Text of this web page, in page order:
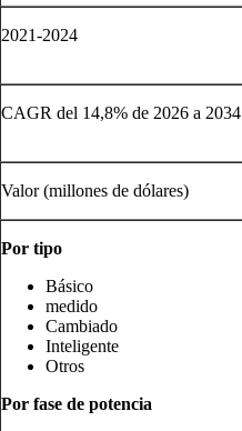
2021-2024
CAGR del 14,8% de 2026 a 2034
Valor (millones de dólares)
Por tipo
Básico
medido
Cambiado
Inteligente
Otros
Por fase de potencia